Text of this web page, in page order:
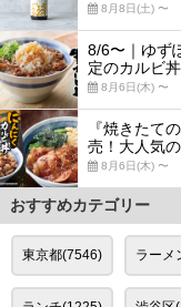
8月8日(土) 〜
8/6〜｜ゆず
定のカルビ
8月6日(木) 〜
『焼きたて
売！大人気
8月6日(木) 〜
おすすめカテゴリー
東京都(7546) ラーメ